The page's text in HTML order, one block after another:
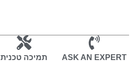
ASK AN EXPERT תמיכה טכנית